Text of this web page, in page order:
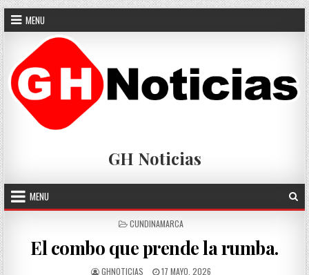
Skip
to
content
MENU
GH Noticias
MENU
POSTED
CUNDINAMARCA
El combo que prende la rumba.
AUTHOR:
GHNOTICIAS
PUBLISHED
17 MAYO, 2026